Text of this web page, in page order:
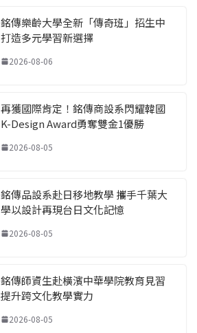
銘傳樂齡大學全新「傳奇班」招生中
打造多元學習新選擇
2026-08-06
再獲國際肯定！銘傳商設系閃耀韓國
K-Design Award勇奪雙金1優勝
2026-08-05
銘傳品設系赴日移地教學 攜手千葉大
學以設計再現台日文化記憶
2026-08-05
銘傳師資生赴橫濱中華學院教育見習
提升跨文化教學實力
2026-08-05